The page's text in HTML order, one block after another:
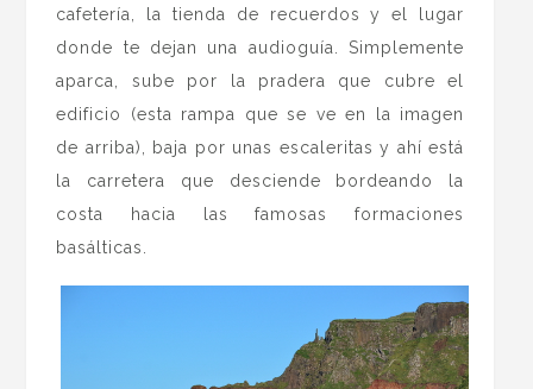
cafetería, la tienda de recuerdos y el lugar
donde te dejan una audioguía. Simplemente
aparca, sube por la pradera que cubre el
edificio (esta rampa que se ve en la imagen
de arriba), baja por unas escaleritas y ahí está
la carretera que desciende bordeando la
costa hacia las famosas formaciones
basálticas.